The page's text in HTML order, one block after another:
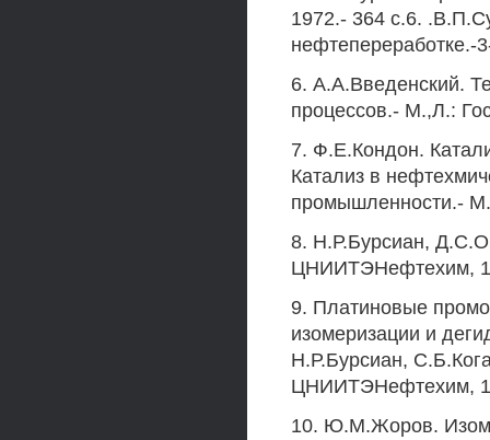
1972.- 364 с.6.
нефтепереработке.-
6. А.А.Введенский.
процессов.- М.,Л.:
7. Ф.Е.Кондон.
Катализ в
промышленности.-
8. Н.Р.Бурсиан,
ЦНИИТЭНефтехим,
9. Платиновые
изомеризации и
Н.Р.Бурсиан,
ЦНИИТЭНефтехим,
10. Ю.М.Жоров.